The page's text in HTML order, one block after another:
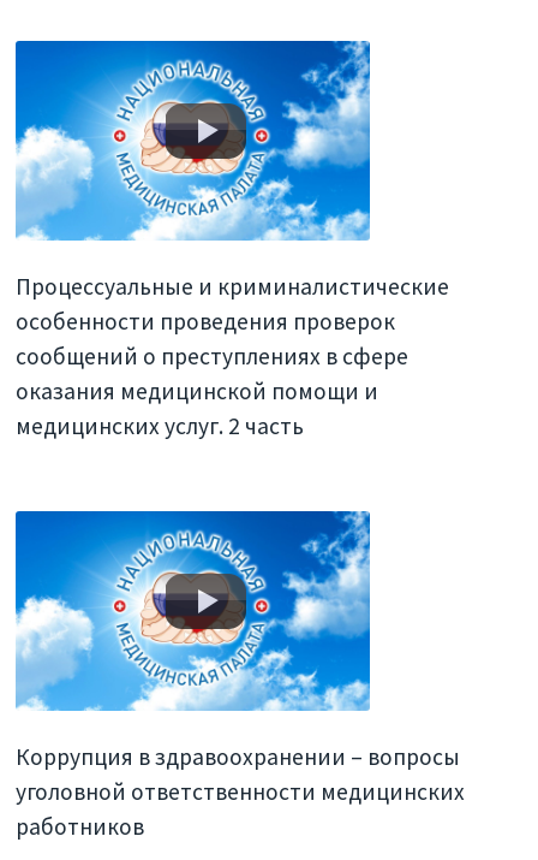
Процессуальные и криминалистические
особенности проведения проверок
сообщений о преступлениях в сфере
оказания медицинской помощи и
медицинских услуг. 2 часть
Коррупция в здравоохранении – вопросы
уголовной ответственности медицинских
работников